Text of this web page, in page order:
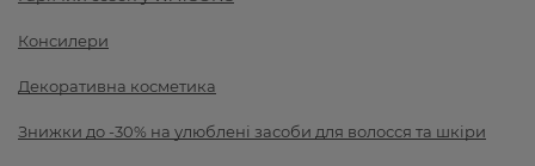
Консилери
Декоративна косметика
Знижки до -30% на улюблені засоби для волосся та шкіри